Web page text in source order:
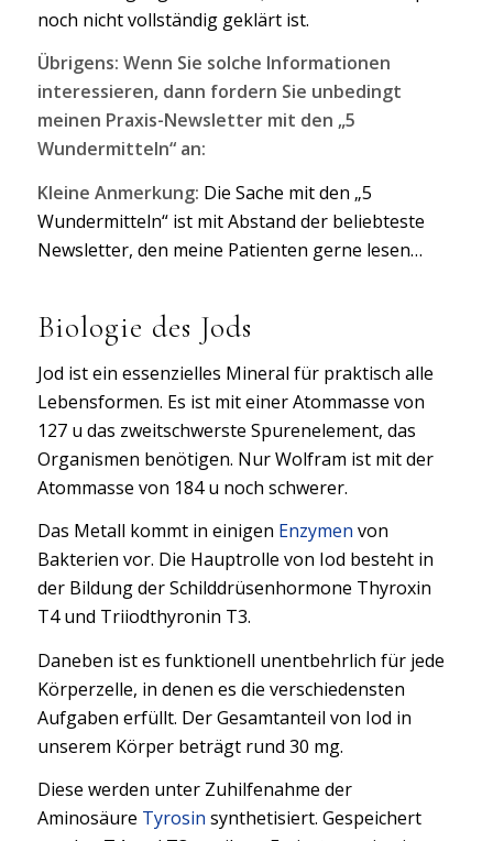
noch nicht vollständig geklärt ist.
Übrigens: Wenn Sie solche Informationen
interessieren, dann fordern Sie unbedingt
meinen Praxis-Newsletter mit den „5
Wundermitteln“ an:
Kleine Anmerkung: Die Sache mit den „5
Wundermitteln“ ist mit Abstand der beliebteste
Newsletter, den meine Patienten gerne lesen…
Biologie des Jods
Jod ist ein essenzielles Mineral für praktisch alle
Lebensformen. Es ist mit einer Atommasse von
127 u das zweitschwerste Spurenelement, das
Organismen benötigen. Nur Wolfram ist mit der
Atommasse von 184 u noch schwerer.
Das Metall kommt in einigen Enzymen von
Bakterien vor. Die Hauptrolle von Iod besteht in
der Bildung der Schilddrüsenhormone Thyroxin
T4 und Triiodthyronin T3.
Daneben ist es funktionell unentbehrlich für jede
Körperzelle, in denen es die verschiedensten
Aufgaben erfüllt. Der Gesamtanteil von Iod in
unserem Körper beträgt rund 30 mg.
Diese werden unter Zuhilfenahme der
Aminosäure Tyrosin synthetisiert. Gespeichert